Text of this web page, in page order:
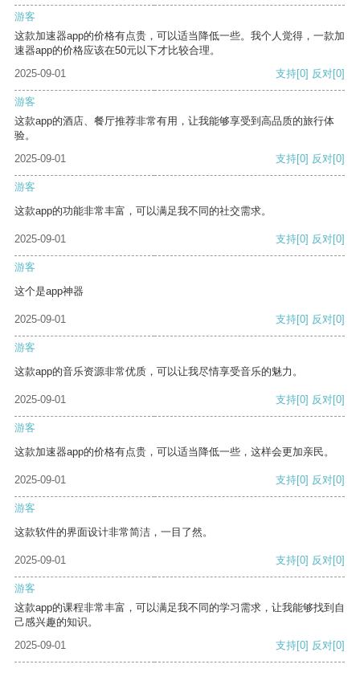
游客
这款加速器app的价格有点贵，可以适当降低一些。我个人觉得，一款加
速器app的价格应该在50元以下才比较合理。
2025-09-01
支持[0] 反对[0]
游客
这款app的酒店、餐厅推荐非常有用，让我能够享受到高品质的旅行体
验。
2025-09-01
支持[0] 反对[0]
游客
这款app的功能非常丰富，可以满足我不同的社交需求。
2025-09-01 支持[0] 反对[0]
游客
这个是app神器
2025-09-01 支持[0] 反对[0]
游客
这款app的音乐资源非常优质，可以让我尽情享受音乐的魅力。
2025-09-01 支持[0] 反对[0]
游客
这款加速器app的价格有点贵，可以适当降低一些，这样会更加亲民。
2025-09-01 支持[0] 反对[0]
游客
这款软件的界面设计非常简洁，一目了然。
2025-09-01 支持[0] 反对[0]
游客
这款app的课程非常丰富，可以满足我不同的学习需求，让我能够找到自
己感兴趣的知识。
2025-09-01
支持[0] 反对[0]